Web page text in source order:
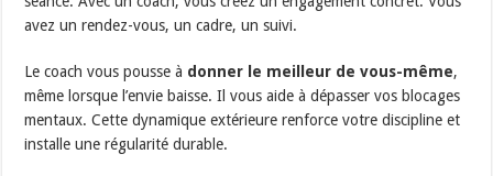
avez un rendez-vous, un cadre, un suivi.
Le coach vous pousse à donner le meilleur de vous-même,
même lorsque l’envie baisse. Il vous aide à dépasser vos blocages
mentaux. Cette dynamique extérieure renforce votre discipline et
installe une régularité durable.